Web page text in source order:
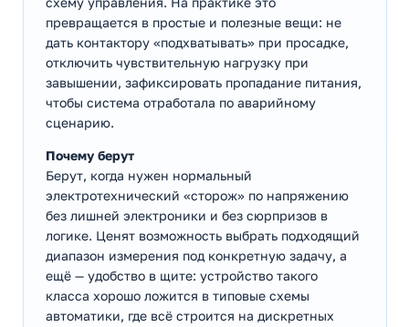
превращается в простые и полезные вещи: не
дать контактору «подхватывать» при просадке,
отключить чувствительную нагрузку при
завышении, зафиксировать пропадание питания,
чтобы система отработала по аварийному
сценарию.
Почему берут
Берут, когда нужен нормальный
электротехнический «сторож» по напряжению
без лишней электроники и без сюрпризов в
логике. Ценят возможность выбрать подходящий
диапазон измерения под конкретную задачу, а
ещё — удобство в щите: устройство такого
класса хорошо ложится в типовые схемы
автоматики, где всё строится на дискретных